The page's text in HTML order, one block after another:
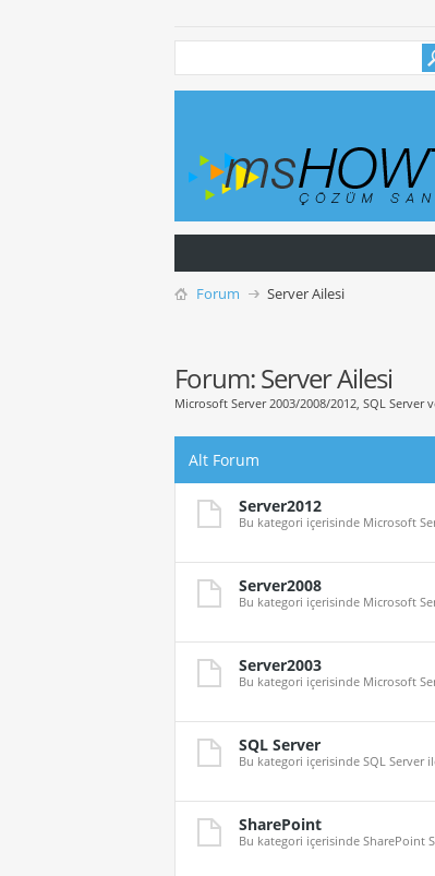
Forum Server Ailesi
Forum:Server Ailesi
Microsoft Server 2003/2008/2012, SQL
Alt Forum
Server2012
Bu kategori içerisinde Microsoft
Server2008
Bu kategori içerisinde Microsoft
Server2003
Bu kategori içerisinde Microsoft
SQL Server
Bu kategori içerisinde SQL Server
SharePoint
Bu kategori içerisinde SharePoint